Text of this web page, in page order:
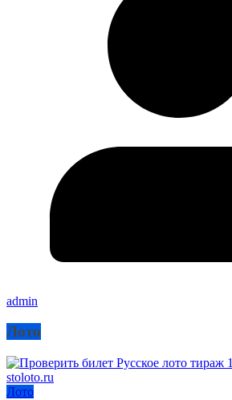
admin
Лото
Лото